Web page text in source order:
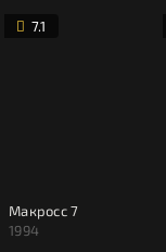
7.1
Макросс 7
1994